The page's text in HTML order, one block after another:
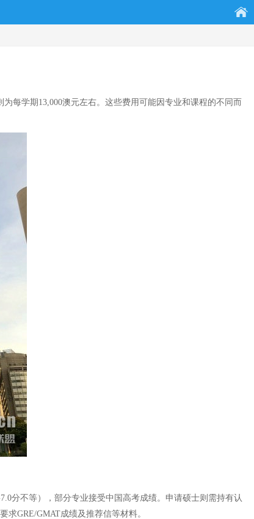
每学期13,000澳元左右。这些费用可能因专业和课程的不同而
分不等），部分专业接受中国高考成绩。申请硕士则需持有认
GRE/GMAT成绩及推荐信等材料。